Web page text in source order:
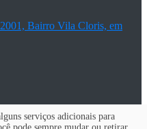
Bairro Vila Cloris, em
serviços adicionais para